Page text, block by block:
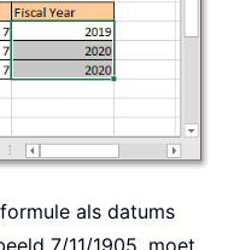
als datums
7/11/1905, moet